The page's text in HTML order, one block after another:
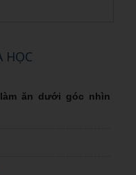
HỌC
ăn dưới góc nhìn